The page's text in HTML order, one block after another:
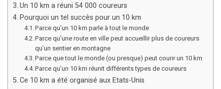
Un 10 km a réuni 54 000 coureurs
Pourquoi un tel succès pour un 10 km
Parce qu’un 10 km parle à tout le monde
Parce qu’une route en ville peut accueillir plus de coureurs
qu’un sentier en montagne
Parce que tout le monde (ou presque) peut courir un 10 km
Parce qu’un 10 km réunit différents types de coureurs
Ce 10 km a été organisé aux Etats-Unis